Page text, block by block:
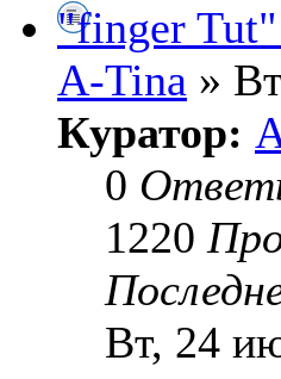
"finger
A-Tina »
Куратор:
0
1220
Вт, 24